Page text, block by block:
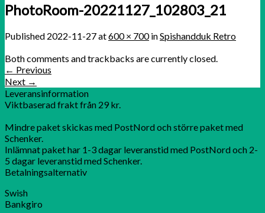
PhotoRoom-20221127_102803_21
Published 2022-11-27at600 × 700inSpishandduk Retro
Both comments and trackbacks are currently closed.
← Previous
Next →
Leveransinformation
Viktbaserad frakt från 29 kr.
Mindre paket skickas med PostNord och större paket med
Schenker.
Inlämnat paket har 1-3 dagar leveranstid med PostNord och 2-
5 dagar leveranstid med Schenker.
Betalningsalternativ
Swish
Bankgiro